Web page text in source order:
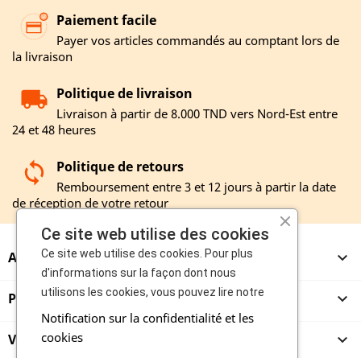
Paiement facile
Payer vos articles commandés au comptant lors de
la livraison
Politique de livraison
Livraison à partir de 8.000 TND vers Nord-Est entre
24 et 48 heures
Politique de retours
Remboursement entre 3 et 12 jours à partir la date
de réception de votre retour
A PROPOS 
PRODUITS 
VENDEURS 
Ce site web utilise des cookies
Ce site web utilise des cookies. Pour plus
d'informations sur la façon dont nous
utilisons les cookies, vous pouvez lire notre
Notification sur la confidentialité et les
cookies